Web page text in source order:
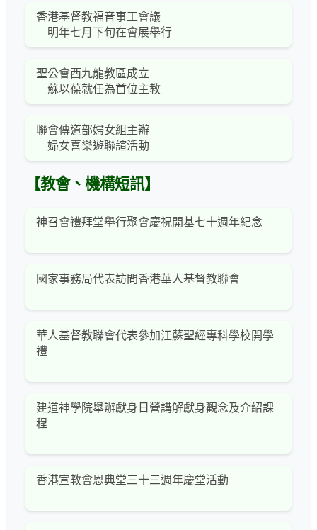
香港基督教福音事工會議
明年七月下旬在會展舉行
聖公會西九龍教區成立
蘇以葆就任為首位主教
聯會傳道部婦女組主辦
婦女喜樂遊聯諠活動
【教會、機構短訊】
神召會禮拜堂舉行聚會慶祝開基七十週年紀念
國家事務局代表訪問香港華人基督教聯會
華人基督教聯會代表參加江蘇聖經專科學校開學
禮
建道神學院舉辦獻身日營講解獻身觀念及介紹課
程
香港宣教會恩典堂三十三週年慶堂活動